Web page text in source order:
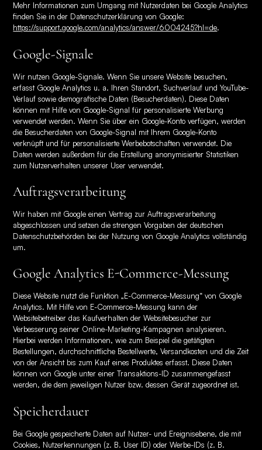
Mehr Informationen zum Umgang mit Nutzerdaten bei Google Analytics
finden Sie in der Datenschutzerklärung von Google:
https://support.google.com/analytics/answer/6004245?hl=de.
Google-Signale
Wir nutzen Google-Signale. Wenn Sie unsere Website besuchen,
erfasst Google Analytics u. a. Ihren Standort, Suchverlauf und YouTube-
Verlauf sowie demografische Daten (Besucherdaten). Diese Daten
können mit Hilfe von Google-Signal für personalisierte Werbung
verwendet werden. Wenn Sie über ein Google-Konto verfügen, werden
die Besucherdaten von Google-Signal mit Ihrem Google-Konto
verknüpft und für personalisierte Werbebotschaften verwendet. Die
Daten werden außerdem für die Erstellung anonymisierter Statistiken
zum Nutzerverhalten unserer User verwendet.
Auftragsverarbeitung
Wir haben mit Google einen Vertrag zur Auftragsverarbeitung
abgeschlossen und setzen die strengen Vorgaben der deutschen
Datenschutzbehörden bei der Nutzung von Google Analytics vollständig
um.
Google Analytics E-Commerce-Messung
Diese Website nutzt die Funktion „E-Commerce-Messung“ von Google
Analytics. Mit Hilfe von E-Commerce-Messung kann der
Websitebetreiber das Kaufverhalten der Websitebesucher zur
Verbesserung seiner Online-Marketing-Kampagnen analysieren.
Hierbei werden Informationen, wie zum Beispiel die getätigten
Bestellungen, durchschnittliche Bestellwerte, Versandkosten und die Zeit
von der Ansicht bis zum Kauf eines Produktes erfasst. Diese Daten
können von Google unter einer Transaktions-ID zusammengefasst
werden, die dem jeweiligen Nutzer bzw. dessen Gerät zugeordnet ist.
Speicherdauer
Bei Google gespeicherte Daten auf Nutzer- und Ereignisebene, die mit
Cookies, Nutzerkennungen (z. B. User ID) oder Werbe-IDs (z. B.